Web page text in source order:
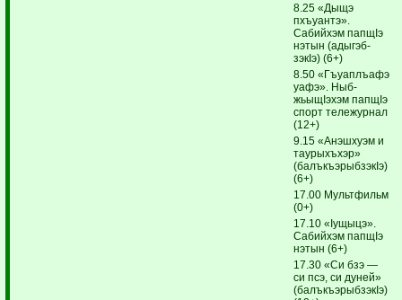
8.25 «Дыщэ
пхъуантэ».
Сабийхэм папщIэ
нэтын (адыгэб­
зэкIэ) (6+)
8.50 «Гъуаплъафэ
уафэ». Ныб­
жьыщIэхэм папщIэ
спорт тележурнал
(12+)
9.15 «Анэшхуэм и
таурыхъхэр»
(балъкъэрыбзэкIэ)
(6+)
17.00 Мультфильм
(0+)
17.10 «Iущыцэ».
Сабийхэм папщIэ
нэтын (6+)
17.30 «Си бзэ —
си псэ, си дуней»
(балъкъэрыбзэкIэ)